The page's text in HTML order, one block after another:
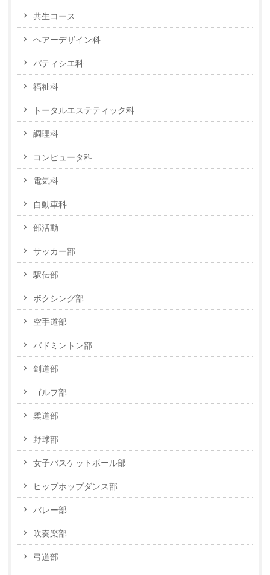
共生コース
ヘアーデザイン科
パティシエ科
福祉科
トータルエステティック科
調理科
コンピュータ科
電気科
自動車科
部活動
サッカー部
駅伝部
ボクシング部
空手道部
バドミントン部
剣道部
ゴルフ部
柔道部
野球部
女子バスケットボール部
ヒップホップダンス部
バレー部
吹奏楽部
弓道部